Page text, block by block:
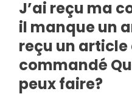
J’ai reçu ma
il manque un
reçu un article
commandé
peux faire?